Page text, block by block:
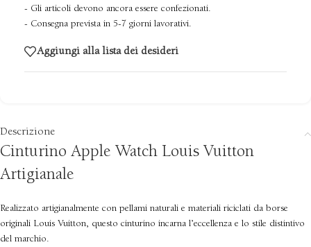
- Gli articoli devono ancora essere confezionati.
- Consegna prevista in 5-7 giorni lavorativi.
Aggiungi alla lista dei desideri
Descrizione
Cinturino Apple Watch Louis Vuitton
Artigianale
Realizzato artigianalmente con pellami naturali e materiali riciclati da borse
originali Louis Vuitton, questo cinturino incarna l’eccellenza e lo stile distintivo
del marchio.